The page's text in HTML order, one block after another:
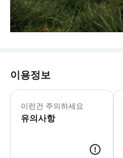
이용정보
이런건 주의하세요
유의사항